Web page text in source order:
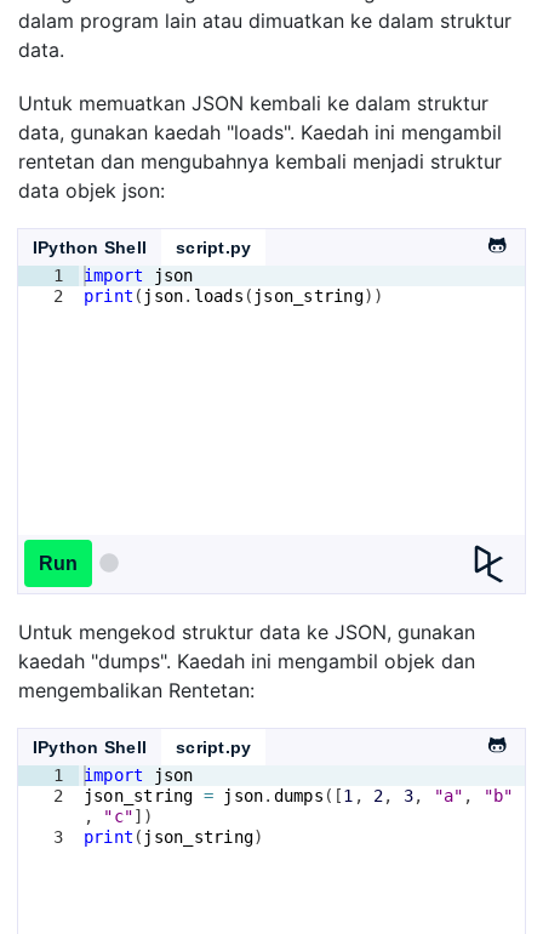
dalam program lain atau dimuatkan ke dalam struktur
data.
Untuk memuatkan JSON kembali ke dalam struktur
data, gunakan kaedah "loads". Kaedah ini mengambil
rentetan dan mengubahnya kembali menjadi struktur
data objek json:
IPython Shell
script.py
1
2
import
json
print ( json. loads ( json_string))
Run
Untuk mengekod struktur data ke JSON, gunakan
kaedah "dumps". Kaedah ini mengambil objek dan
mengembalikan Rentetan:
IPython Shell
script.py
1
2
3
import
json
json_string = json. dumps ([1 , 2, 3, "a" ,
"b"
, "c"])
print ( json_string)